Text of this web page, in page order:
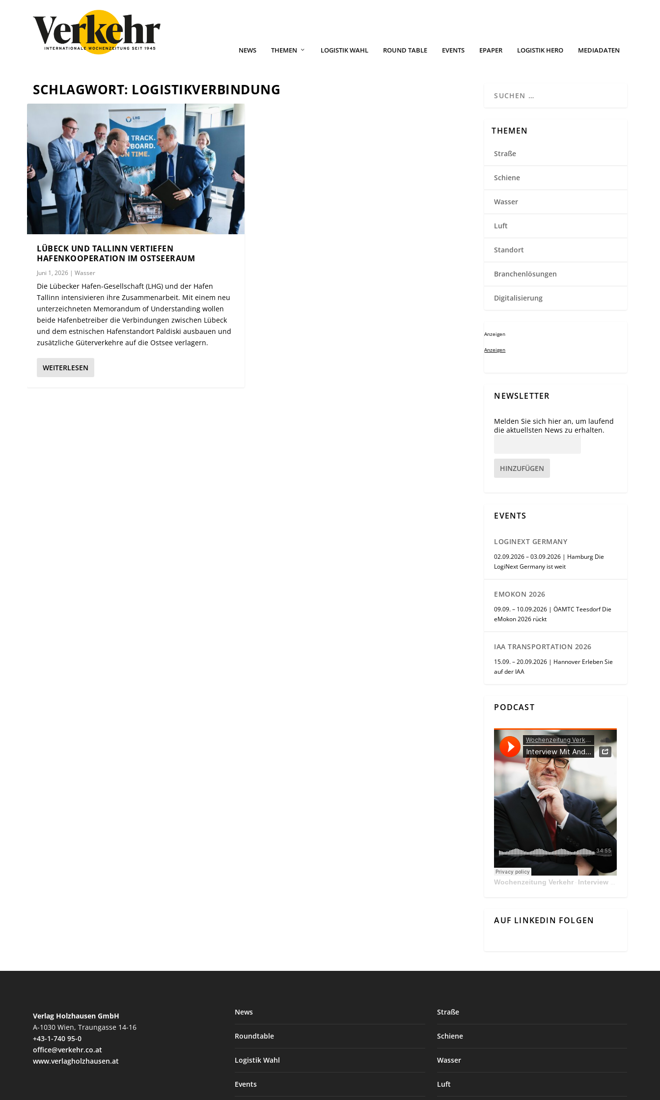
NEWS THEMEN LOGISTIK WAHL ROUND TABLE EVENTS EPAPER LOGISTIK HERO MEDIADATEN
SCHLAGWORT: LOGISTIKVERBINDUNG
LÜBECK UND TALLINN VERTIEFEN
HAFENKOOPERATION IM OSTSEERAUM
Juni 1, 2026 |Wasser
Die Lübecker Hafen-Gesellschaft (LHG) und der Hafen
Tallinn intensivieren ihre Zusammenarbeit. Mit einem neu
unterzeichneten Memorandum of Understanding wollen
beide Hafenbetreiber die Verbindungen zwischen Lübeck
und dem estnischen Hafenstandort Paldiski ausbauen und
zusätzliche Güterverkehre auf die Ostsee verlagern.
WEITERLESEN
THEMEN
Straße
Schiene
Wasser
Luft
Standort
Branchenlösungen
Digitalisierung
Anzeigen
Anzeigen
NEWSLETTER
Melden Sie sich hier an, um laufend
die aktuellsten News zu erhalten.
HINZUFÜGEN
EVENTS
LOGINEXT GERMANY
02.09.2026 – 03.09.2026 | Hamburg Die
LogiNext Germany ist weit
EMOKON 2026
09.09. – 10.09.2026 | ÖAMTC Teesdorf Die
eMokon 2026 rückt
IAA TRANSPORTATION 2026
15.09. – 20.09.2026 | Hannover Erleben Sie
auf der IAA
PODCAST
Wochenzeitung Verkehr · Interview Mit Andreas Matthä, CEO der ÖBB Holding
AUF LINKEDIN FOLGEN
Verlag Holzhausen GmbH
A-1030 Wien, Traungasse 14-16
+43-1-740 95-0
office@verkehr.co.at
www.verlagholzhausen.at
News
Roundtable
Logistik Wahl
Events
Straße
Schiene
Wasser
Luft